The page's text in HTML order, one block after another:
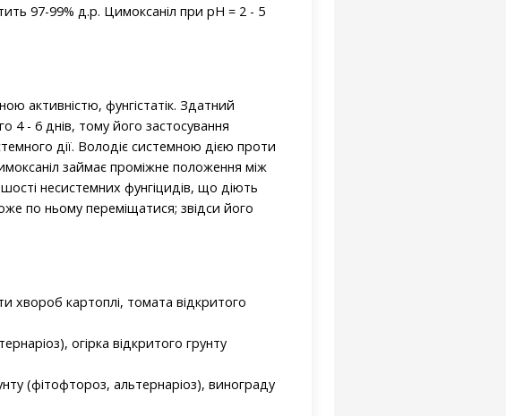
97-99% д.р. Цимоксаніл при pH = 2 - 5
активністю, фунгістатік. Здатний
4 - 6 днів, тому його застосування
дії. Володіє системною дією проти
займає проміжне положення між
несистемних фунгіцидів, що діють
по ньому переміщатися; звідси його
хвороб картоплі, томата відкритого
огірка відкритого грунту
(фітофтороз, альтернаріоз), винограду